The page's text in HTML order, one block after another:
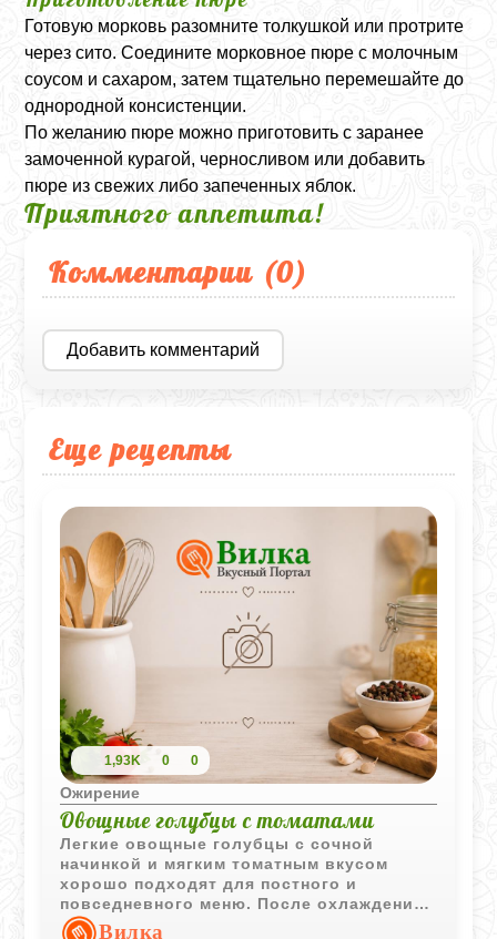
Готовую морковь разомните толкушкой или протрите
через сито. Соедините морковное пюре с молочным
соусом и сахаром, затем тщательно перемешайте до
однородной консистенции.
По желанию пюре можно приготовить с заранее
замоченной курагой, черносливом или добавить
пюре из свежих либо запеченных яблок.
Приятного аппетита!
Комментарии (0)
Добавить комментарий
Еще рецепты
1,93K 0 0
Ожирение
Овощные голубцы с томатами
Легкие овощные голубцы с сочной
начинкой и мягким томатным вкусом
хорошо подходят для постного и
повседневного меню. После охлаждения
блюдо становится еще насыщеннее и
Вилка